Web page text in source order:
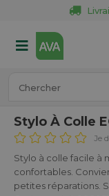
Stylo À Colle
Je
Stylo à colle facile à
confortables.
petites réparations.